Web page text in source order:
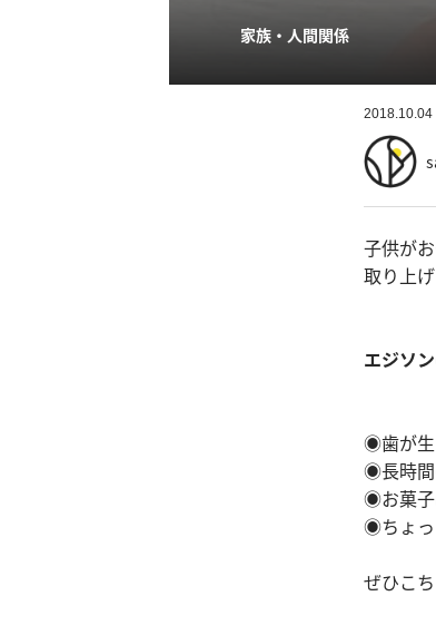
家族・人間関係
2018.10.04
子供が
取り上
エジソ
◉歯が生
◉長時間
◉お菓子
◉ちょっ
ぜひこ